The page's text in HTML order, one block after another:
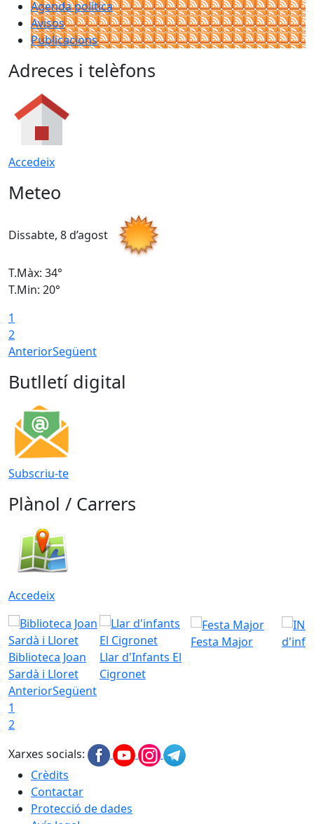
Agenda política
Avisos
Publicacions
Adreces i telèfons
Accedeix
Meteo
Dissabte, 8 d’agost
T.Màx: 34°
T.Min: 20°
1
2
AnteriorSegüent
Butlletí digital
Subscriu-te
Plànol / Carrers
Accedeix
Biblioteca Joan
Sardà i Lloret
Llar d'Infants El
Cigronet
Festa Major
AnteriorSegüent
1
2
Xarxes socials:
Crèdits
Contactar
Protecció de dades